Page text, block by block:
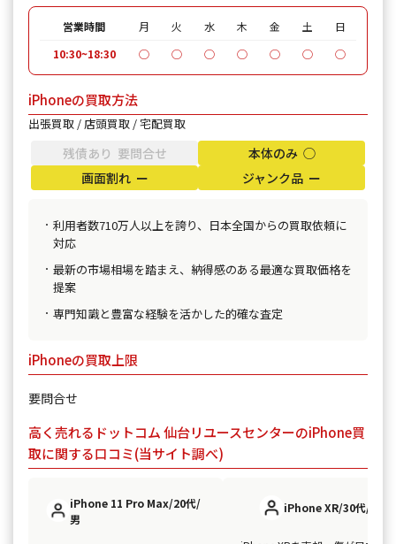
営業時間 月 火 水 木 金 土
日
10:30~18:30
◯ ◯ ◯ ◯ ◯ ◯ ◯
iPhoneの買取方法
出張買取 / 店頭買取 / 宅配買取
残債あり 要問合せ
本体のみ ◯
画面割れ ー
ジャンク品 ー
利用者数710万人以上を誇り、日本全国からの買取依頼に
対応
最新の市場相場を踏まえ、納得感のある最適な買取価格を
提案
専門知識と豊富な経験を活かした的確な査定
iPhoneの買取上限
要問合せ
高く売れるドットコム 仙台リユースセンターのiPhone買
取に関する口コミ(当サイト調べ)
iPhone 11 Pro Max/20代/
男
iPhone XR/30代/男